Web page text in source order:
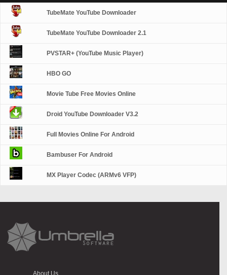
TubeMate YouTube Downloader
TubeMate YouTube Downloader 2.1
PVSTAR+ (YouTube Music Player)
HBO GO
Movie Tube Free Movies Online
Droid YouTube Downloader V3.2
Full Movies Online For Android
Bambuser For Android
MX Player Codec (ARMv6 VFP)